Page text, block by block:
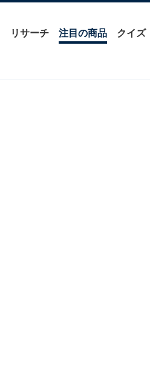
リサーチ 注目の商品 クイズ